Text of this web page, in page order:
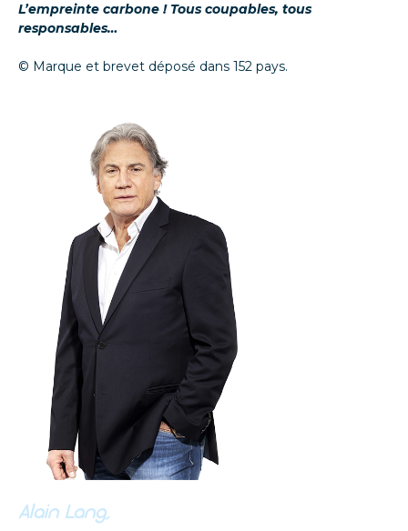
L’empreinte carbone ! Tous coupables, tous
responsables…
© Marque et brevet déposé dans 152 pays.
Alain Lang,